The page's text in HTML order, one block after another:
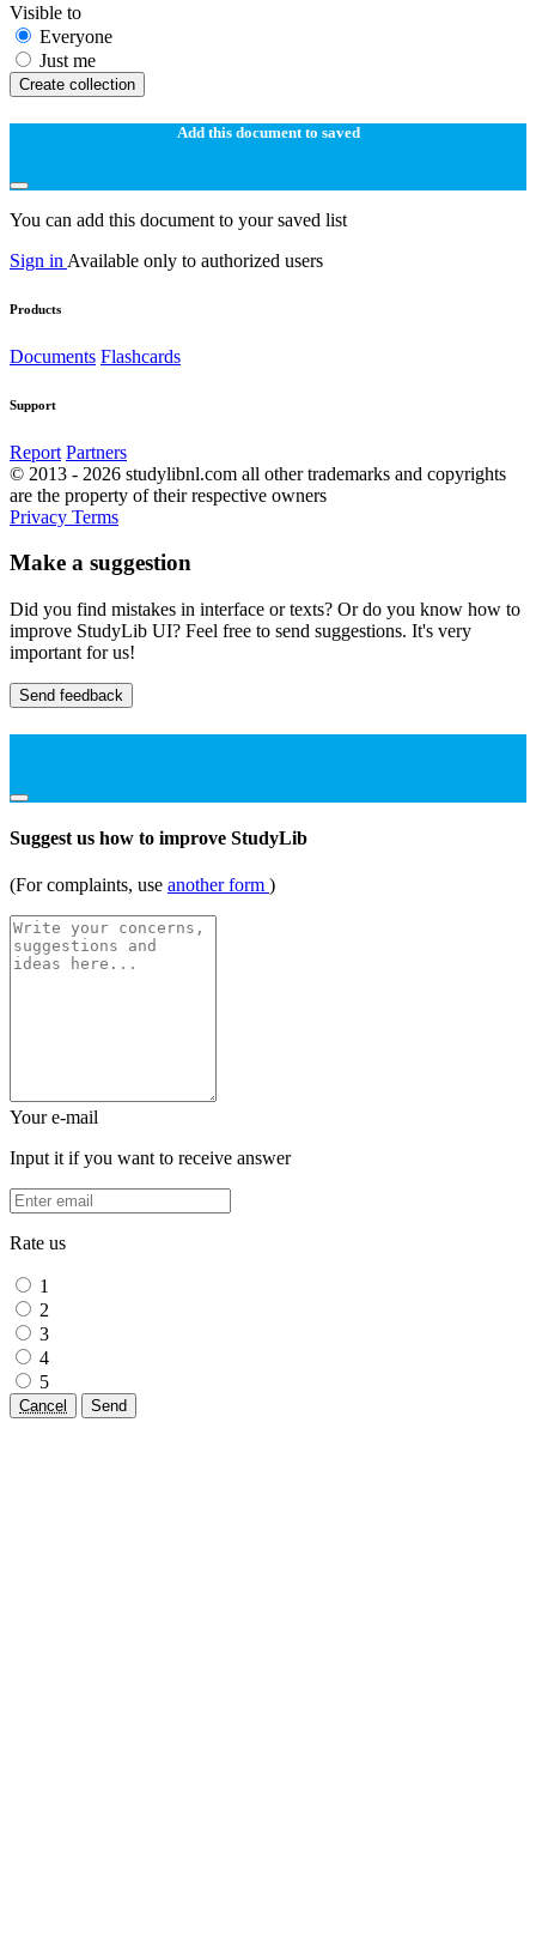
Visible to
Everyone
Just me
Create collection
Add this document to saved
You can add this document to your saved list
Sign in Available only to authorized users
Products
Documents Flashcards
Support
Report Partners
© 2013 - 2026 studylibnl.com all other trademarks and copyrights
are the property of their respective owners
Privacy Terms
Make a suggestion
Did you find mistakes in interface or texts? Or do you know how to
improve StudyLib UI? Feel free to send suggestions. It's very
important for us!
Send feedback
Suggest us how to improve StudyLib
(For complaints, use another form )
Your e-mail
Input it if you want to receive answer
Rate us
1
2
3
4
5
Cancel Send